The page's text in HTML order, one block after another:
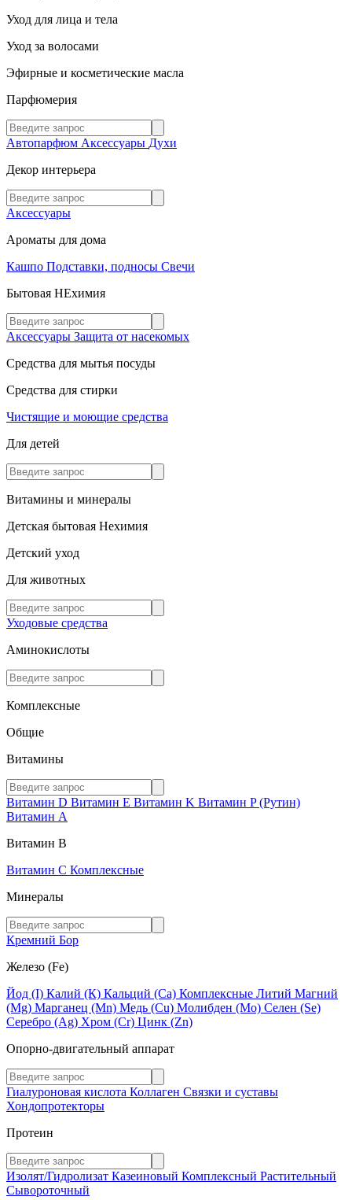
Уход для лица и тела
Уход за волосами
Эфирные и косметические масла
Парфюмерия
Автопарфюм Аксессуары Духи
Декор интерьера
Аксессуары
Ароматы для дома
Кашпо Подставки, подносы Свечи
Бытовая НЕхимия
Аксессуары Защита от насекомых
Средства для мытья посуды
Средства для стирки
Чистящие и моющие средства
Для детей
Витамины и минералы
Детская бытовая Нехимия
Детский уход
Для животных
Уходовые средства
Аминокислоты
Комплексные
Общие
Витамины
Витамин D Витамин E Витамин K Витамин P (Рутин)
Витамин А
Витамин В
Витамин C Комплексные
Минералы
Кремний Бор
Железо (Fe)
Йод (I) Калий (К) Кальций (Са) Комплексные Литий Магний
(Mg) Марганец (Mn) Медь (Сu) Молибден (Мо) Селен (Se)
Серебро (Ag) Хром (Cr) Цинк (Zn)
Опорно-двигательный аппарат
Гиалуроновая кислота Коллаген Связки и суставы
Хондопротекторы
Протеин
Изолят/Гидролизат Казеиновый Комплексный Растительный
Сывороточный